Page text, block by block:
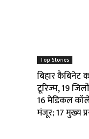
Top Stories
बिहार कैबिनेट
टूरिज्म, 19
16 मेडिकल
मंजूर; 17 मुख्य